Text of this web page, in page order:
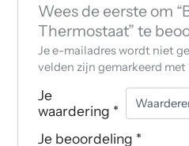
Wees de eerste om
Thermostaat” te
Je e-mailadres wordt niet
velden zijn gemarkeerd met
Je
waardering *
Je beoordeling *